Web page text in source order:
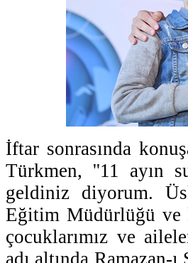
İftar sonrasında
Türkmen, ''11 ayın
geldiniz diyorum.
Eğitim Müdürlüğü ve
çocuklarımız ve
adı altında Ramazan-